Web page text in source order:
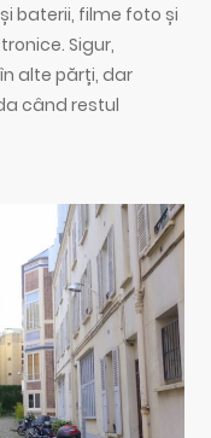
baterii, filme foto și
Sigur,
alte părți, dar
când restul